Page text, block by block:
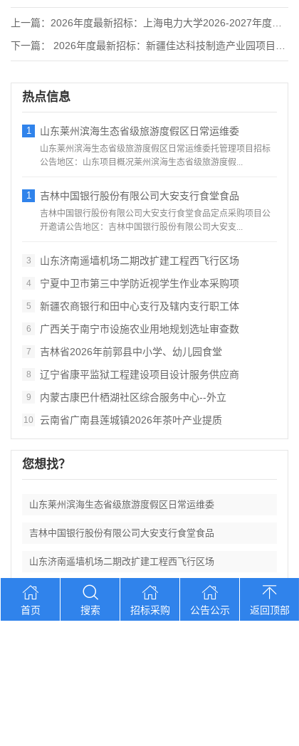
上一篇： 2026年度最新招标：上海电力大学2026-2027年度后勤
下一篇：
2026年度最新招标：新疆佳达科技制造产业园项目三期竞争性
热点信息
1 山东莱州滨海生态省级旅游度假区日常运维委
山东莱州滨海生态省级旅游度假区日常运维委托管理项目招标
公告地区：山东项目概况莱州滨海生态省级旅游度假...
1 吉林中国银行股份有限公司大安支行食堂食品
吉林中国银行股份有限公司大安支行食堂食品定点采购项目公
开邀请公告地区：吉林中国银行股份有限公司大安支...
3 山东济南遥墙机场二期改扩建工程西飞行区场
4 宁夏中卫市第三中学防近视学生作业本采购项
5 新疆农商银行和田中心支行及辖内支行职工体
6 广西关于南宁市设施农业用地规划选址审查数
7 吉林省2026年前郭县中小学、幼儿园食堂
8 辽宁省康平监狱工程建设项目设计服务供应商
9 内蒙古康巴什栖湖社区综合服务中心--外立
10 云南省广南县莲城镇2026年茶叶产业提质
您想找？
山东莱州滨海生态省级旅游度假区日常运维委
吉林中国银行股份有限公司大安支行食堂食品
山东济南遥墙机场二期改扩建工程西飞行区场
宁夏中卫市第三中学防近视学生作业本采购项
新疆农商银行和田中心支行及辖内支行职工体
首页 搜索 招标采购 公告公示 返回顶部